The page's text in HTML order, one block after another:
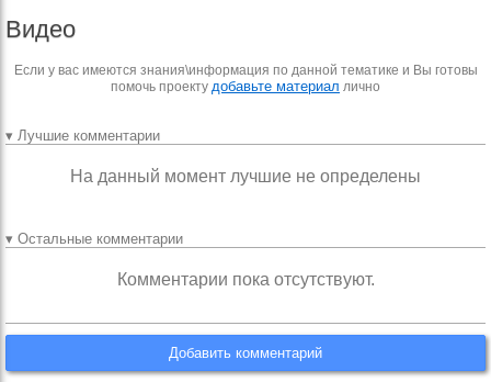
Видео
Если у вас имеются знания\информация по данной тематике и Вы готовы
помочь проекту добавьте материал лично
▾ Лучшие комментарии
На данный момент лучшие не определены
▾ Остальные комментарии
Комментарии пока отсутствуют.
Добавить комментарий